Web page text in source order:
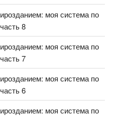
моя система по
8
моя система по
7
моя система по
6
моя система по